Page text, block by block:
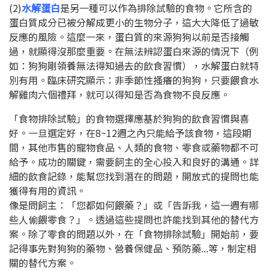
(2)水解蛋白是另一種可以作為排除試驗的食物。它所含的
蛋白質成分已被分解成更小的生物分子，這大大降低了過敏
反應的風險。這麼一來，蛋白質的來源狗狗以前是否接觸
過，就顯得沒那麼重要。在無法辨認蛋白來源的情況下（例
如：狗狗剛領養無法得知過去的飲食習慣），水解蛋白就特
別有用。臨床研究顯示：非季節性搔癢的狗狗，只要餵食水
解雞肉六個禮拜，就可以得知是否為食物不良反應。
「食物排除試驗」的食物選擇應基於狗狗的飲食習慣與喜
好。一旦選定好，在8~12週之內只能給予該食物，這段期
間，其他市售的寵物食品、人類的食物、零食或藥物都不可
給予。成功的關鍵，需要飼主的全心投入和良好的溝通。詳
細的飲食記錄，能幫您找到潛在的問題，開放式的提問也能
獲得有用的資訊。
像是問飼主：「您都如何餵藥？」或「告訴我，這一週有哪
些人偷餵零食？」。透過這些提問也許能找到其他的替代方
案。除了零食的問題以外，在「食物排除試驗」開始前，要
記得事先對狗狗的藥物、營養保健品、預防藥...等，制定相
關的替代方案。